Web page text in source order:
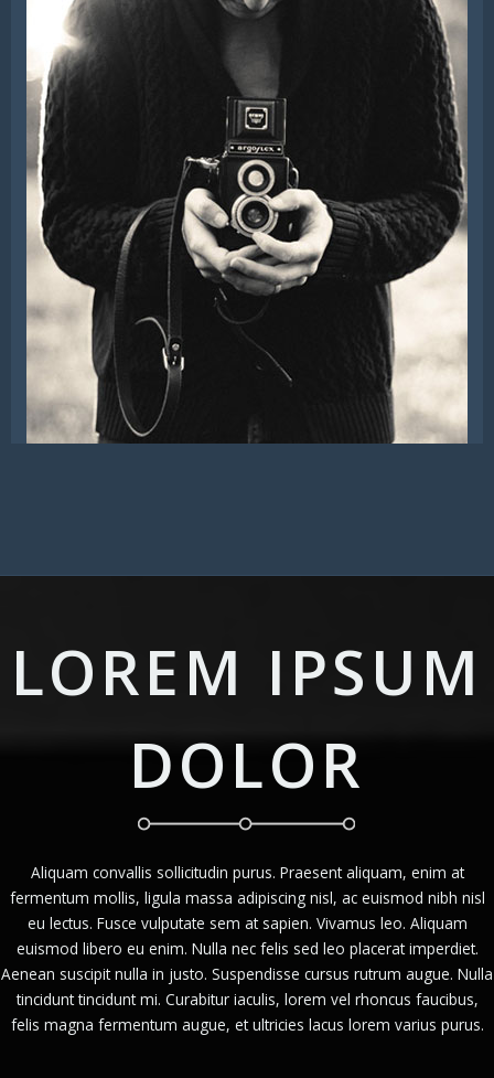
LOREM IPSUM
DOLOR
Aliquam convallis sollicitudin purus. Praesent aliquam, enim at
fermentum mollis, ligula massa adipiscing nisl, ac euismod nibh nisl
eu lectus. Fusce vulputate sem at sapien. Vivamus leo. Aliquam
euismod libero eu enim. Nulla nec felis sed leo placerat imperdiet.
Aenean suscipit nulla in justo. Suspendisse cursus rutrum augue. Nulla
tincidunt tincidunt mi. Curabitur iaculis, lorem vel rhoncus faucibus,
felis magna fermentum augue, et ultricies lacus lorem varius purus.